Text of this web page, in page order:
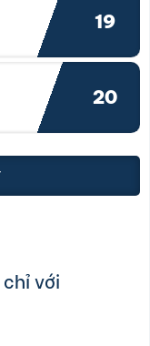
19
20
với